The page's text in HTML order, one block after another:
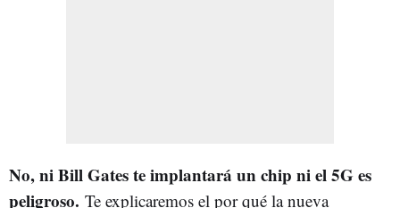
No, ni Bill Gates te implantará un chip ni el 5G es
peligroso. Te explicaremos el por qué la nueva